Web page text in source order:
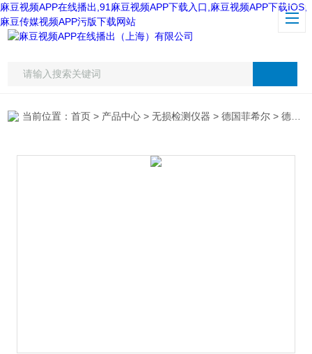
麻豆视频APP在线播出,91麻豆视频APP下载入口,麻豆视频APP下载IOS,
麻豆传媒视频APP污版下载网站
当前位置：首页 > 产品中心 >无损检测仪器 >德国菲希尔 > 德国Fischer菲希尔R SMP350电导率仪